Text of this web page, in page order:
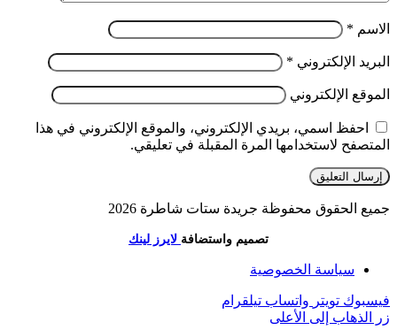
الاسم *
البريد الإلكتروني *
الموقع الإلكتروني
احفظ اسمي، بريدي الإلكتروني، والموقع الإلكتروني في هذا
المتصفح لاستخدامها المرة المقبلة في تعليقي.
جميع الحقوق محفوظة جريدة ستات شاطرة 2026
تصميم واستضافة لايرز لينك
سياسة الخصوصية
فيسبوك تويتر واتساب تيلقرام
زر الذهاب إلى الأعلى